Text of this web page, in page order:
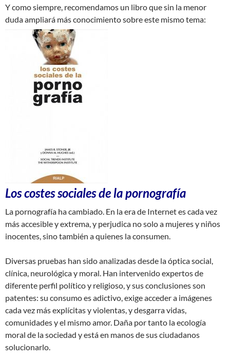
Y como siempre, recomendamos un libro que sin la menor
duda ampliará más conocimiento sobre este mismo tema:
Los costes sociales de la pornografía
La pornografía ha cambiado. En la era de Internet es cada vez
más accesible y extrema, y perjudica no solo a mujeres y niños
inocentes, sino también a quienes la consumen.
Diversas pruebas han sido analizadas desde la óptica social,
clínica, neurológica y moral. Han intervenido expertos de
diferente perfil político y religioso, y sus conclusiones son
patentes: su consumo es adictivo, exige acceder a imágenes
cada vez más explícitas y violentas, y desgarra vidas,
comunidades y el mismo amor. Daña por tanto la ecología
moral de la sociedad y está en manos de sus ciudadanos
solucionarlo.